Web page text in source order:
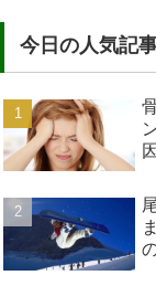
今日の人気記
因